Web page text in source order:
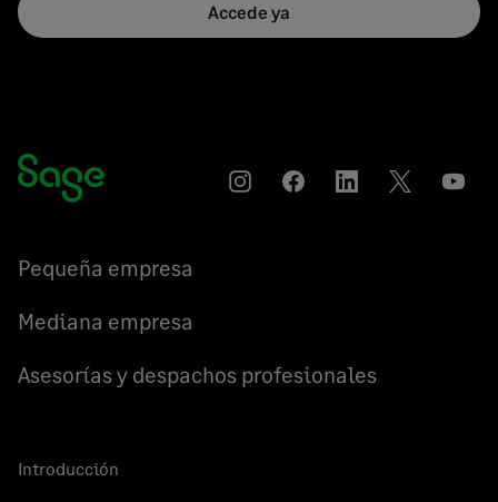
Accede ya
InstagramCompartirCompartirCompartir
Pequeña empresa
Mediana empresa
Asesorías y despachos profesionales
Introducción